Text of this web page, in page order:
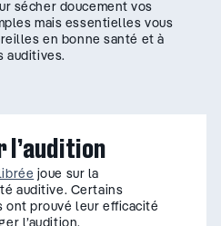
sécher doucement vos
mais essentielles vous
en bonne santé et à
auditives.
l’audition
joue sur la
auditive. Certains
ont prouvé leur efficacité
l’audition.